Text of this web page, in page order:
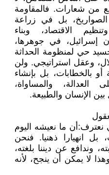
من شعارات. فالمقاومة
بل في زراعة
الاقتصاد، وبناء
إسرائيل، في جوهرها،
حي لمنظومة الحداثة
وعقل استراتيجي. ولن
بالخطابات، بل بإنشاء
العدالة، والمساواة،
بين الإنسان والطبيعة.
ما نعيشه اليوم
انهيارا ذهنيا. فنحن
وندافع عن ديننا بلغته،
لا يمكن أن ينجح، لأنه